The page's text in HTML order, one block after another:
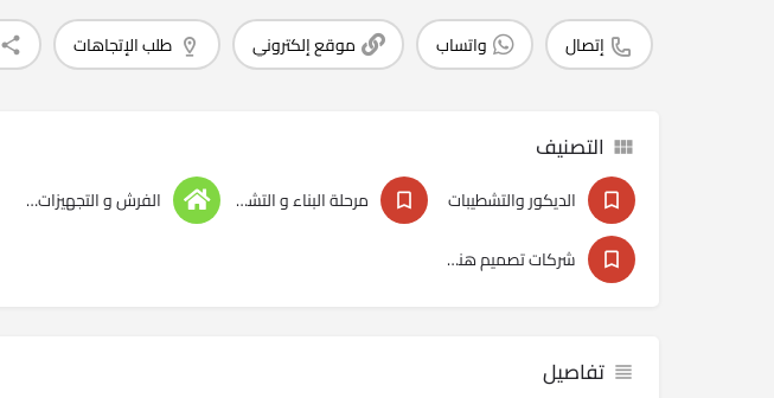
إتصال واتساب موقع إلكتروني طلب الإتجاهات
التصنيف
الديكور والتشطيبات مرحلة البناء و التشطبيات
الفرش و التجهيزات الداخليه
شركات تصميم هندسية
تفاصيل